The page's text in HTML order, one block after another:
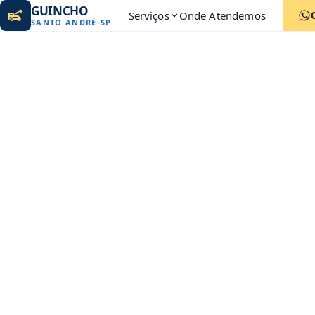
GUINCHO
SANTO ANDRÉ-SP Serviços Onde Atendemos